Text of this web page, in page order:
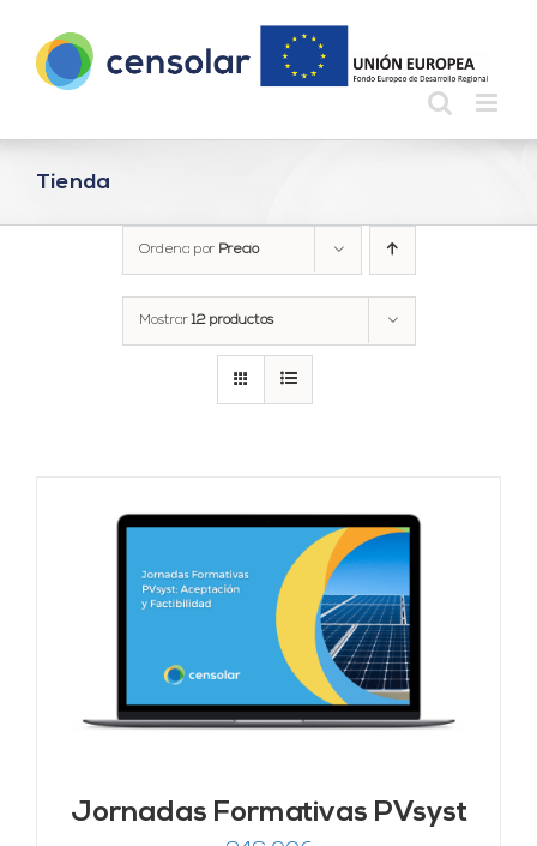
contenido
Tienda
Ordena por Precio
Mostrar12 productos
Jornadas Formativas PVsyst